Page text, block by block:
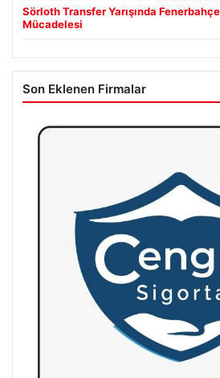
Sörloth Transfer Yarışında
Mücadelesi
Son Eklenen Firmalar